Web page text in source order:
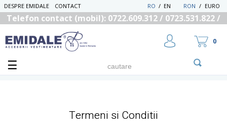
DESPRE EMIDALE CONTACT RON / EURO
EN
/
RO
Telefon contact (mobil): 0722.609.312 / 0723.531.822 /
UTILIZATOR NOU
0
Termeni si Conditii